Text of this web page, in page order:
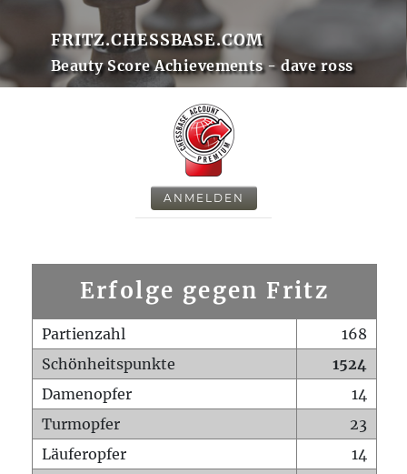
FRITZ.CHESSBASE.COM
Beauty Score Achievements - dave ross
ANMELDEN
Erfolge gegen Fritz
Partienzahl
168
Schönheitspunkte
1524
Damenopfer
14
Turmopfer
23
Läuferopfer
14